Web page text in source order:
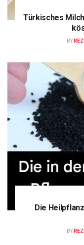
Türkisches
BY
Die
BY